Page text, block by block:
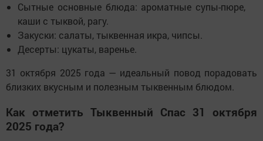
Сытные основные блюда: ароматные супы-пюре,
каши с тыквой, рагу.
Закуски: салаты, тыквенная икра, чипсы.
Десерты: цукаты, варенье.
31 октября 2025 года — идеальный повод порадовать
близких вкусным и полезным тыквенным блюдом.
Как отметить Тыквенный Спас 31 октября
2025 года?